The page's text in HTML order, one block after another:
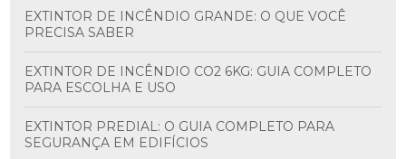
EXTINTOR DE INCÊNDIO GRANDE: O QUE VOCÊ
PRECISA SABER
EXTINTOR DE INCÊNDIO CO2 6KG: GUIA COMPLETO
PARA ESCOLHA E USO
EXTINTOR PREDIAL: O GUIA COMPLETO PARA
SEGURANÇA EM EDIFÍCIOS